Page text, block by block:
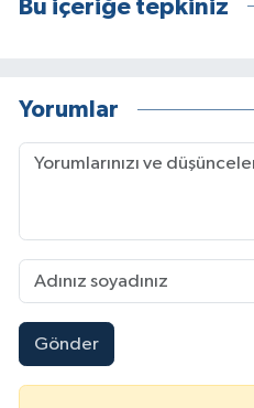
Bu içeriğe tepkiniz
Yorumlar
Gönder